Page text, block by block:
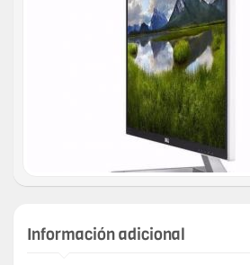
Información adicional